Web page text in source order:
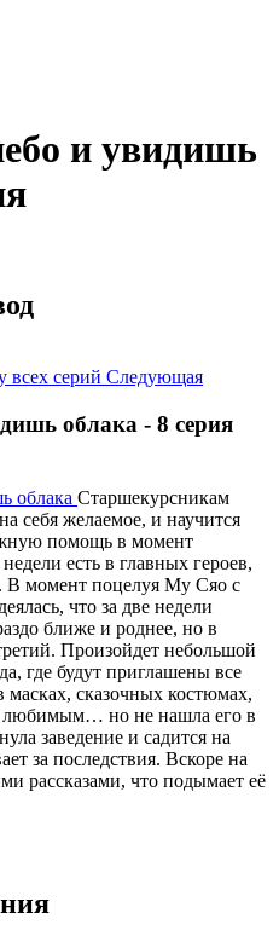
и увидишь
всех серий Следующая
облака - 8 серия
Старшекурсникам
себя желаемое, и научится
помощь в момент
есть в главных героев,
В момент поцелуя Му Сяо с
что за две недели
ближе и роднее, но в
Произойдет небольшой
где будут приглашены все
масках, сказочных костюмах,
любимым… но не нашла его в
заведение и садится на
за последствия. Вскоре на
рассказами, что подымает её